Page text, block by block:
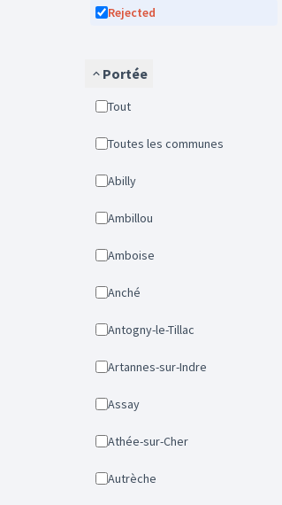
Rejected
Portée
Tout
Toutes les communes
Abilly
Ambillou
Amboise
Anché
Antogny-le-Tillac
Artannes-sur-Indre
Assay
Athée-sur-Cher
Autrèche